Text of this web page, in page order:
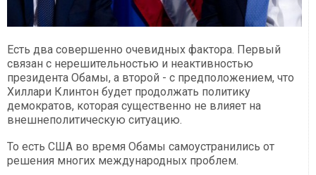
Есть два совершенно очевидных фактора. Первый
связан с нерешительностью и неактивностью
президента Обамы, а второй - с предположением, что
Хиллари Клинтон будет продолжать политику
демократов, которая существенно не влияет на
внешнеполитическую ситуацию.
То есть США во время Обамы самоустранились от
решения многих международных проблем.